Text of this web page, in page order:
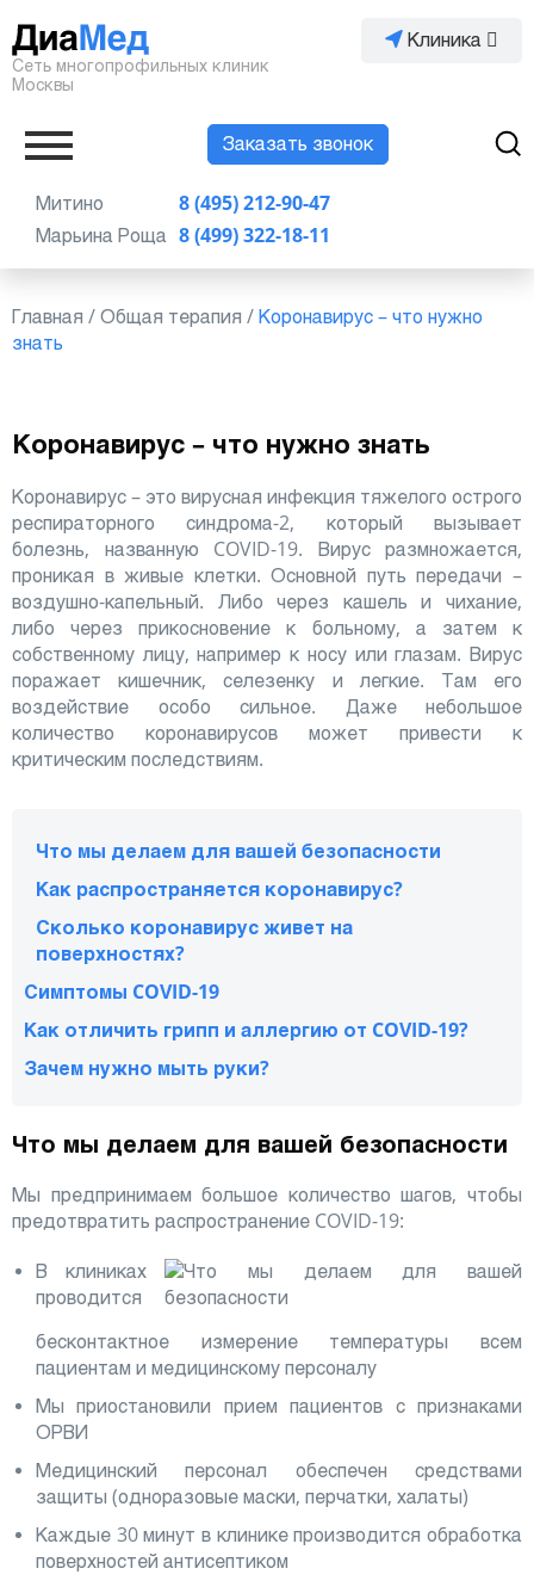
Сеть многопрофильных клиник
Москвы
Клиника
Заказать звонок
8 (495) 212-90-47
Митино
8 (499) 322-18-11
Марьина Роща
Главная / Общая терапия / Коронавирус – что нужно
знать
Коронавирус – что нужно знать
Коронавирус – это вирусная инфекция тяжелого острого
респираторного синдрома-2, который вызывает
болезнь, названную COVID-19. Вирус размножается,
проникая в живые клетки. Основной путь передачи –
воздушно-капельный. Либо через кашель и чихание,
либо через прикосновение к больному, а затем к
собственному лицу, например к носу или глазам. Вирус
поражает кишечник, селезенку и легкие. Там его
воздействие особо сильное. Даже небольшое
количество коронавирусов может привести к
критическим последствиям.
Что мы делаем для вашей безопасности
Как распространяется коронавирус?
Сколько коронавирус живет на
поверхностях?
Симптомы COVID-19
Как отличить грипп и аллергию от COVID-19?
Зачем нужно мыть руки?
Что мы делаем для вашей безопасности
Мы предпринимаем большое количество шагов, чтобы
предотвратить распространение COVID-19:
В клиниках
проводится
бесконтактное измерение температуры всем
пациентам и медицинскому персоналу
Мы приостановили прием пациентов с признаками
ОРВИ
Медицинский персонал обеспечен средствами
защиты (одноразовые маски, перчатки, халаты)
Каждые 30 минут в клинике производится обработка
поверхностей антисептиком